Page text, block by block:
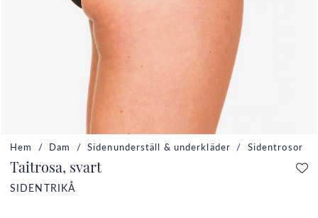
Hem Dam Sidenunderställ & underkläder Sidentrosor
Taitrosa, svart
SIDENTRIKÅ